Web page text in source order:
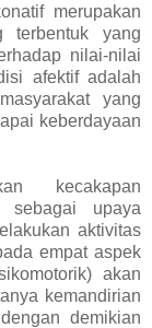
merupakan
terbentuk yang
nilai-nilai
afektif adalah
yang
keberdayaan
kecakapan
sebagai upaya
aktivitas
empat aspek
akan
kemandirian
demikian